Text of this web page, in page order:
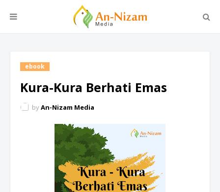
ebook
Kura-Kura Berhati Emas
byAn-Nizam Media